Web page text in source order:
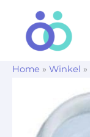
Home » Winkel »